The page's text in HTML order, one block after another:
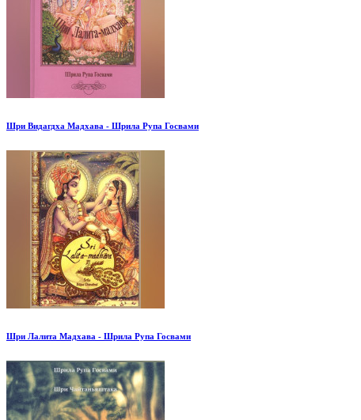
Шри Видагдха Мадхава - Шрила Рупа Госвами
Шри Лалита Мадхава - Шрила Рупа Госвами